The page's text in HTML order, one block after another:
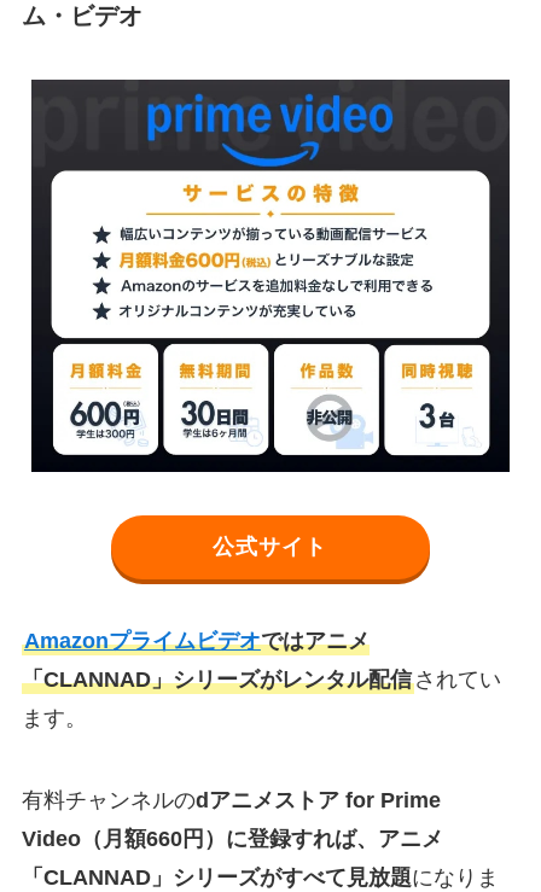
ム・ビデオ
公式サイト
Amazonプライムビデオではアニメ
「CLANNAD」シリーズがレンタル配信されてい
ます。
有料チャンネルのdアニメストア for Prime
Video（月額660円）に登録すれば、アニメ
「CLANNAD」シリーズがすべて見放題になりま